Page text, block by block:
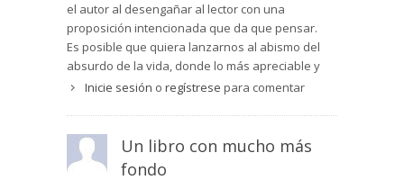
el autor al desengañar al lector con una
proposición intencionada que da que pensar.
Es posible que quiera lanzarnos al abismo del
absurdo de la vida, donde lo más apreciable y
humano es un puro sueño, un sinsentido irreal. A
existencia humana, y apunta con cierta intención
en la línea de una quimera fatua que a su
parecer informa la vida.
Inicie sesión o regístrese para comentar
Un libro con mucho más
fondo